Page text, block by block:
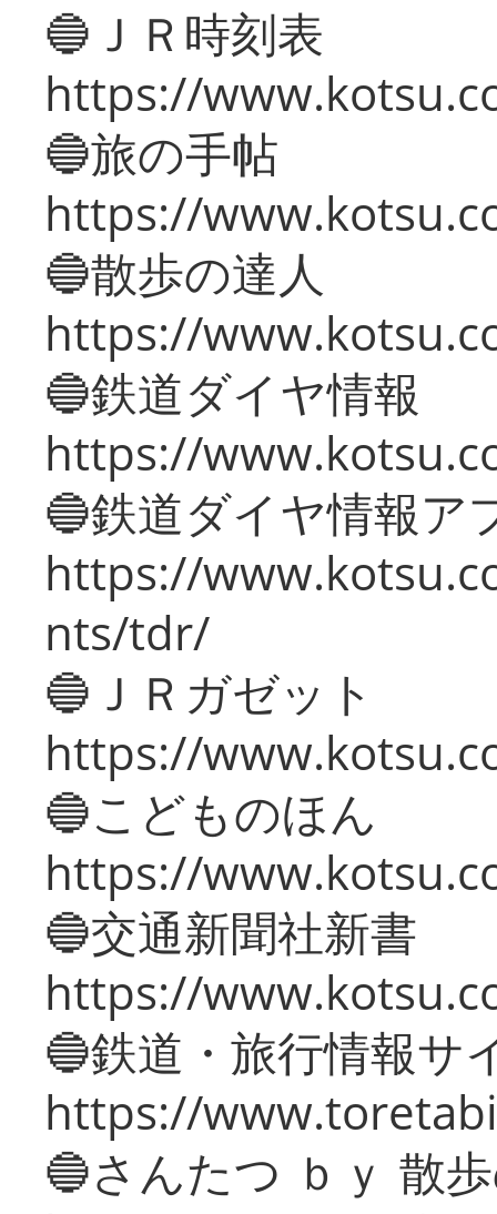
🔵ＪＲ時刻表
https://
🔵旅の手帖
https://
🔵散歩の達人
https://
🔵鉄道ダイヤ情報
https://
🔵鉄道ダイヤ情報ア
https://
nts/tdr/
🔵ＪＲガゼット
https://
🔵こどものほん
https://
🔵交通新聞社新書
https://
🔵鉄道・旅行情報サ
https://
🔵さんたつ ｂｙ 散